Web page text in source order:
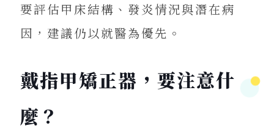
要評估甲床結構、發炎情況與潛在病
因，建議仍以就醫為優先。
戴指甲矯正器，要注意什
麼？